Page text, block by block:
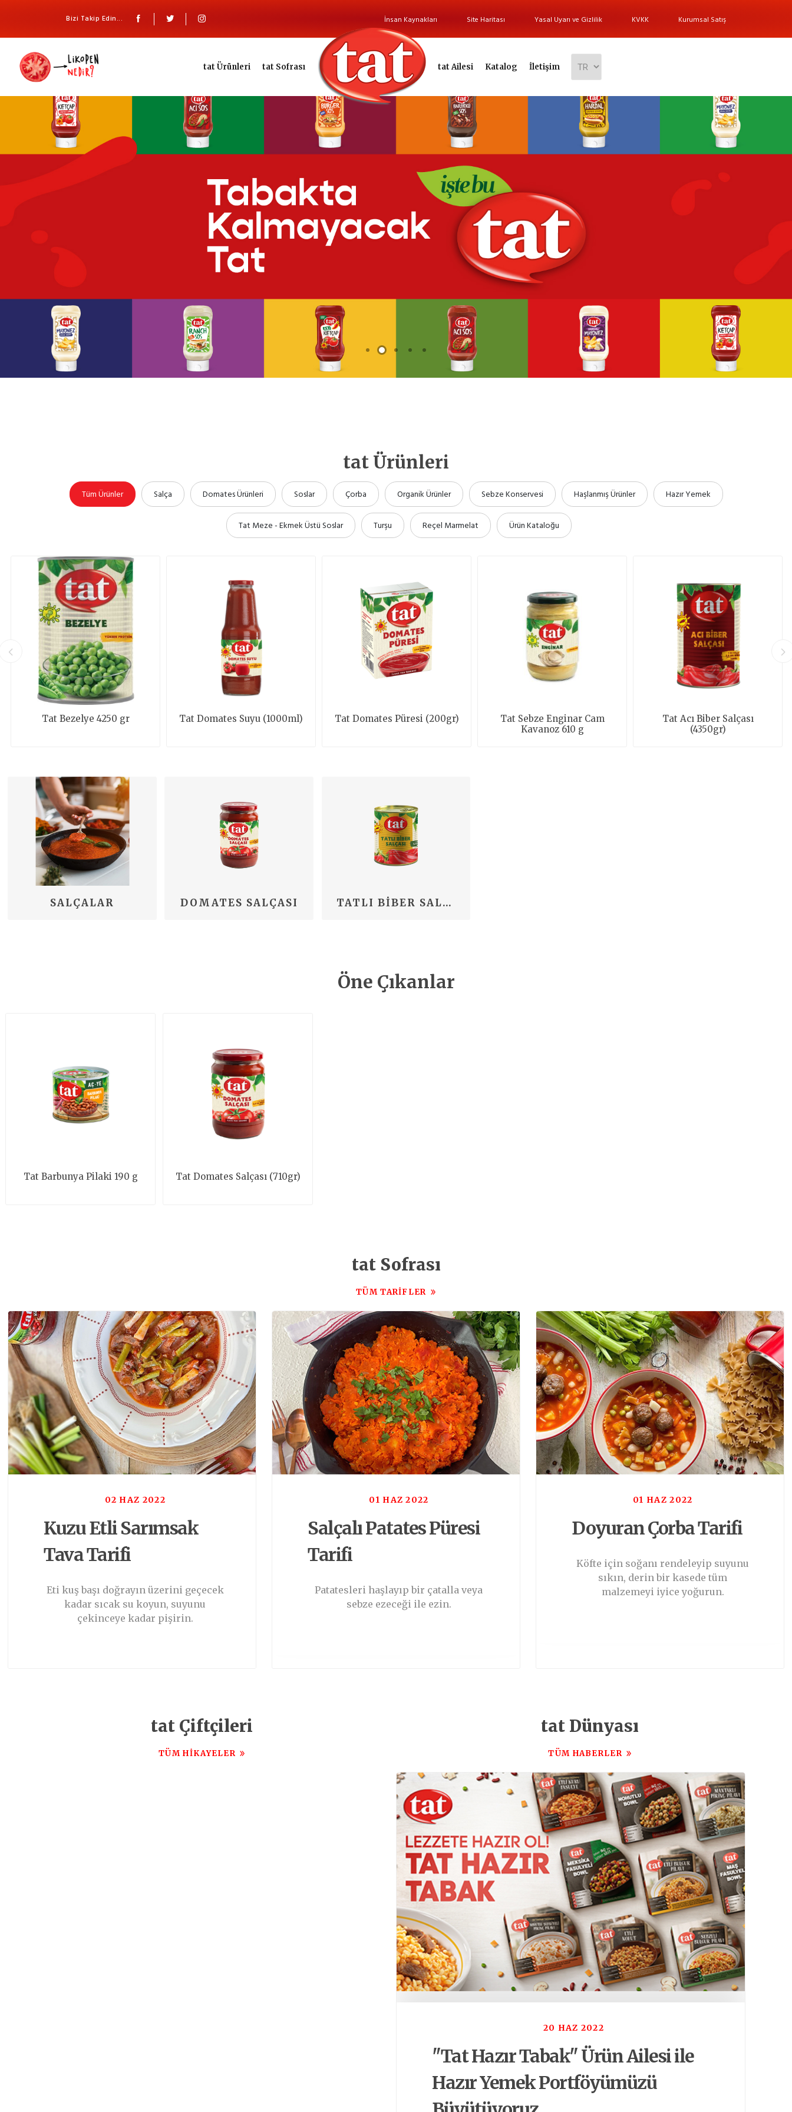
Bizi Takip Edin... İnsan Kaynakları Site Haritası Yasal Uyarı ve Gizlilik KVKK Kurumsal Satış
tat Ürünleri tat Sofrası tat Ailesi Katalog İletişim
tat Ürünleri
Tüm Ürünler Salça Domates Ürünleri Soslar Çorba Organik Ürünler Sebze Konservesi Haşlanmış Ürünler Hazır Yemek
Tat Meze - Ekmek Üstü Soslar Turşu Reçel Marmelat Ürün Kataloğu
Tat Bezelye 4250 gr Tat Domates Suyu (1000ml) Tat Domates Püresi (200gr)
Tat Sebze Enginar Cam
Kavanoz 610 g
Tat Acı Biber Salçası
(4350gr)
SALÇALAR DOMATES SALÇASI TATLI BIBER SALÇASI
Öne Çıkanlar
Tat Barbunya Pilaki 190 g Tat Domates Salçası (710gr)
tat Sofrası
TÜM TARIFLER
02 HAZ 2022
Kuzu Etli Sarımsak
Tava Tarifi
Eti kuş başı doğrayın üzerini geçecek
kadar sıcak su koyun, suyunu
çekinceye kadar pişirin.
01 HAZ 2022
Salçalı Patates Püresi
Tarifi
Patatesleri haşlayıp bir çatalla veya
sebze ezeceği ile ezin.
01 HAZ 2022
Doyuran Çorba Tarifi
Köfte için soğanı rendeleyip suyunu
sıkın, derin bir kasede tüm
malzemeyi iyice yoğurun.
tat Çiftçileri
TÜM HIKAYELER
tat Dünyası
TÜM HABERLER
20 HAZ 2022
"Tat Hazır Tabak" Ürün Ailesi ile
Hazır Yemek Portföyümüzü